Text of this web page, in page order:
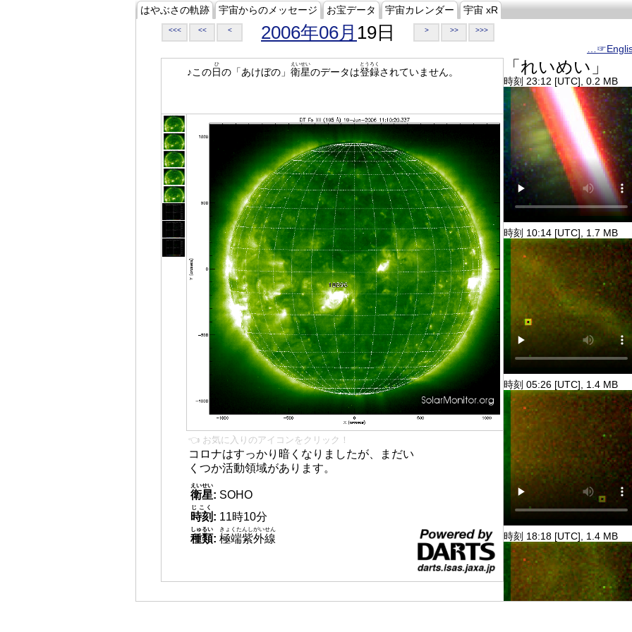
はやぶさの軌跡 宇宙からのメッセージ お宝データ 宇宙カレンダー 宇宙 xR
<<< << < 2006年06月 19日 > >> >>>
♪この日
ひ
の「あけぼの」 衛星
えいせい
のデータは登録
とうろく
されていません。
👈 お気に入りのアイコンをクリック！
コロナはすっかり暗くなりましたが、まだい
くつか活動領域があります。
衛星
えいせい
: SOHO
時刻
じこく
: 11時10分
種類
しゅるい
: 極端紫外線
きょくたんしがいせん
「れいめい」
時刻 23:12 [UTC], 0.2 MB
時刻 10:14 [UTC], 1.7 MB
時刻 05:26 [UTC], 1.4 MB
時刻 18:18 [UTC], 1.4 MB